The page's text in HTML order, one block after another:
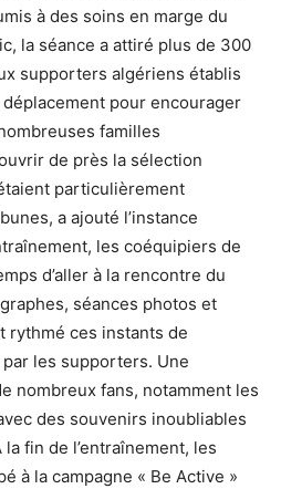
à des soins en marge du
la séance a attiré plus de 300
supporters algériens établis
pour encourager
familles
de près la sélection
particulièrement
a ajouté l’instance
les coéquipiers de
d’aller à la rencontre du
séances photos et
rythmé ces instants de
les supporters. Une
nombreux fans, notamment les
des souvenirs inoubliables
fin de l’entraînement, les
à la campagne « Be Active »